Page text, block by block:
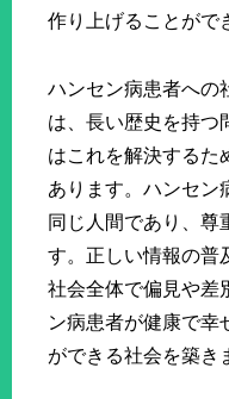
作り上げることがで
ハンセン病患者への
は、長い歴史を持つ
はこれを解決するた
あります。ハンセン
同じ人間であり、尊
す。正しい情報の普
社会全体で偏見や差
ン病患者が健康で幸
ができる社会を築き